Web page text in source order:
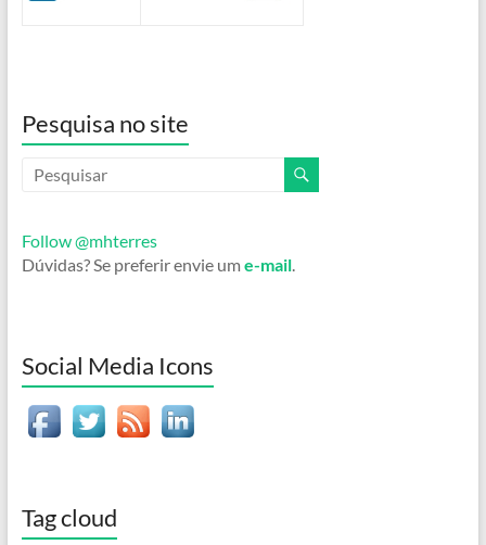
Pesquisa no site
Follow @mhterres
Dúvidas? Se preferir envie ume-mail.
Social Media Icons
Tag cloud